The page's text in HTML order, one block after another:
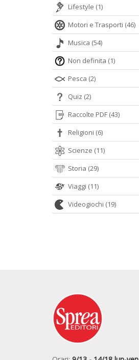
Lifestyle (1)
Motori e Trasporti (46)
Musica (54)
Non definita (1)
Pesca (2)
Quiz (2)
Raccolte PDF (43)
Religioni (6)
Scienze (11)
Storia (29)
Viaggi (11)
Videogiochi (19)